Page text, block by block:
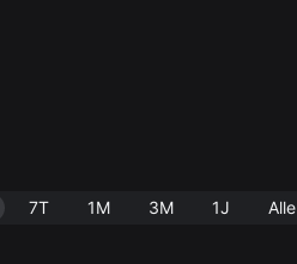
7T 1M 3M 1J Alle